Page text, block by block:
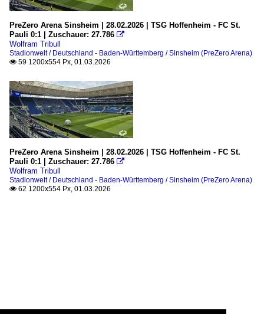
PreZero Arena Sinsheim | 28.02.2026 | TSG Hoffenheim - FC St.
Pauli 0:1 | Zuschauer: 27.786 
Wolfram Tribull
Stadionwelt / Deutschland - Baden-Württemberg / Sinsheim (PreZero Arena)
 59 1200x554 Px, 01.03.2026
PreZero Arena Sinsheim | 28.02.2026 | TSG Hoffenheim - FC St.
Pauli 0:1 | Zuschauer: 27.786 
Wolfram Tribull
Stadionwelt / Deutschland - Baden-Württemberg / Sinsheim (PreZero Arena)
 62 1200x554 Px, 01.03.2026